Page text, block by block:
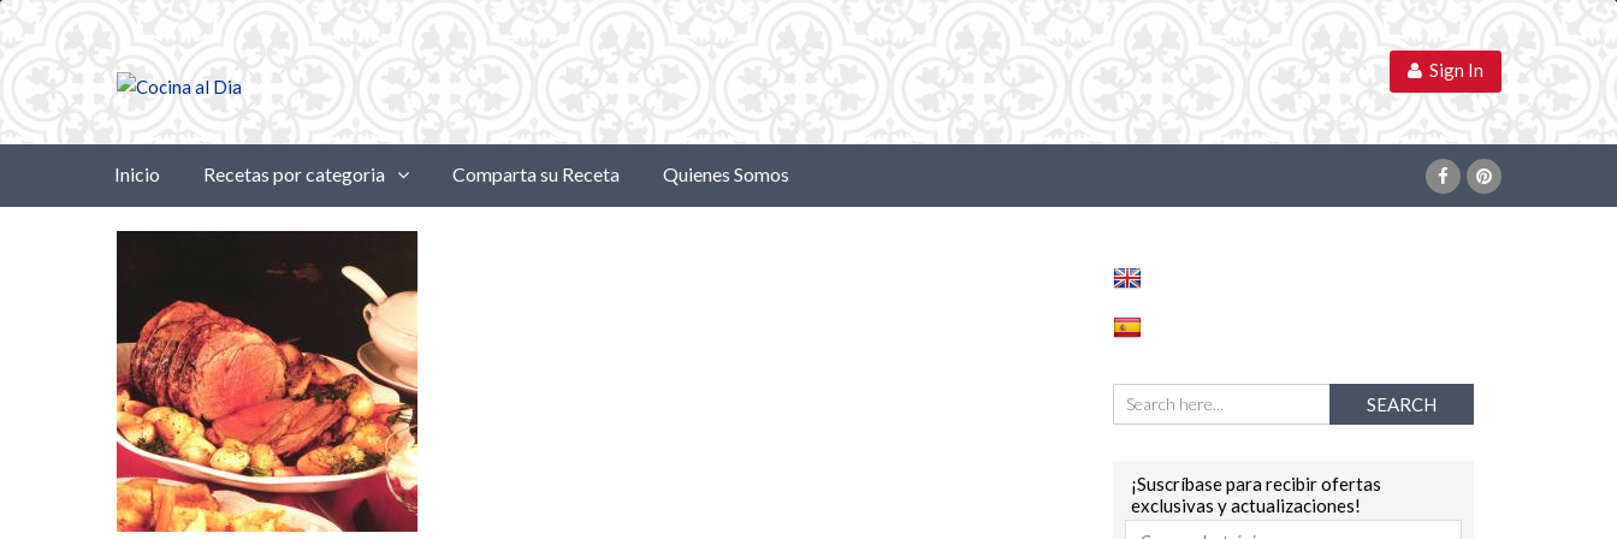
Sign In
Inicio Recetas por categoria Comparta su Receta Quienes Somos
¡Suscríbase para recibir ofertas
exclusivas y actualizaciones!